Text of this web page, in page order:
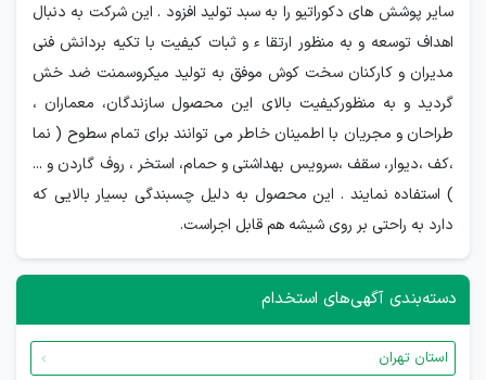
سایر پوشش های دکوراتیو را به سبد تولید افزود . این شرکت به دنبال
اهداف توسعه و به منظور ارتقا ء و ثبات کیفیت با تکیه بردانش فنی
مدیران و کارکنان سخت کوش موفق به تولید میکروسمنت ضد خش
گردید و به منظورکیفیت بالای این محصول سازندگان، معماران ،
طراحان و مجریان با اطمینان خاطر می توانند برای تمام سطوح ( نما
،کف ،دیوار، سقف ،سرویس بهداشتی و حمام، استخر ، روف گاردن و ...
) استفاده نمایند . این محصول به دلیل چسبندگی بسیار بالایی که
دارد به راحتی بر روی شیشه هم قابل اجراست.
دسته‌بندی آگهی‌های استخدام
استان تهران